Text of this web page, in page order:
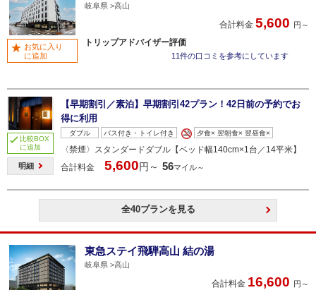
岐阜県 高山
合計料金 5,600 円～
トリップアドバイザー評価
11件の口コミを参考にしています
お気に入り
に追加
比較BOX
に追加
明細
【早期割引／素泊】早期割引42プラン！42日前の予約でお
得に利用
ダブル バス付き・トイレ付き 夕食× 翌朝食× 翌昼食×
〈禁煙〉スタンダードダブル【ベッド幅140cm×1台／14平米】
合計料金
5,600円～ 56マイル～
全40プランを見る
東急ステイ飛騨高山 結の湯
岐阜県 高山
合計料金 16,600 円～